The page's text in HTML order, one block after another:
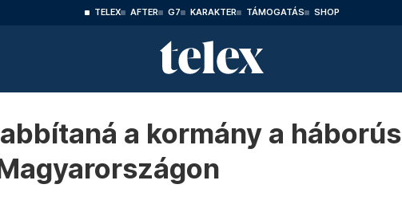
TELEX AFTER G7 KARAKTER TÁMOGATÁS SHOP
a kormány a háborús